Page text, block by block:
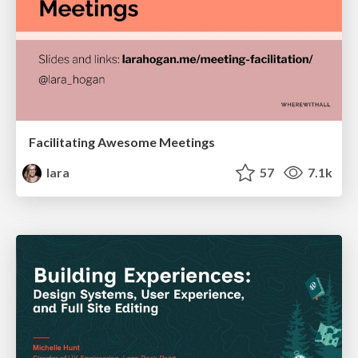
Facilitating Awesome Meetings
lara
57 7.1k